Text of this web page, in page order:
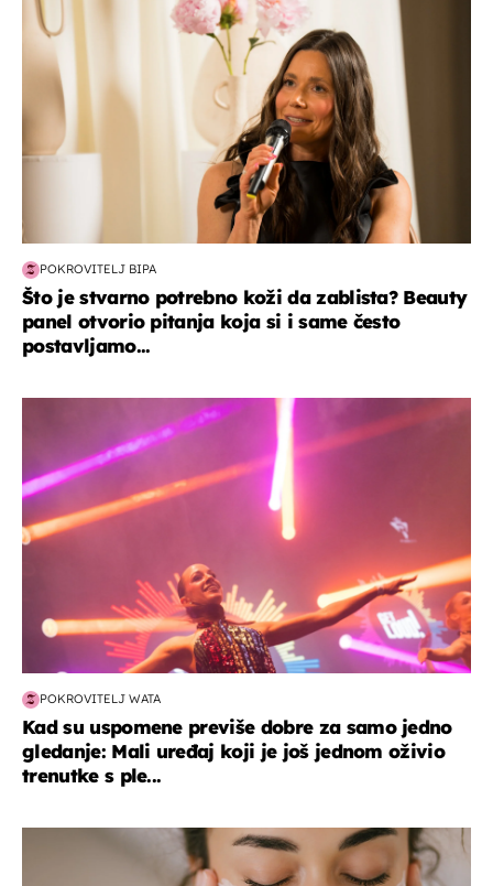
POKROVITELJ BIPA
Što je stvarno potrebno koži da zablista? Beauty
panel otvorio pitanja koja si i same često
postavljamo...
POKROVITELJ WATA
Kad su uspomene previše dobre za samo jedno
gledanje: Mali uređaj koji je još jednom oživio
trenutke s ple...
moda & ljepota